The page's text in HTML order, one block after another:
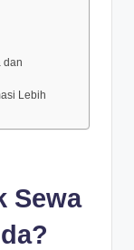
dan
Lebih
Sewa